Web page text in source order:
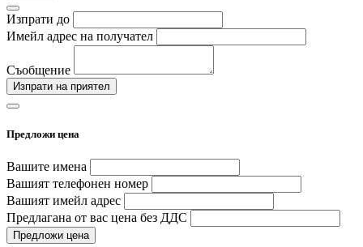
Изпрати до
Имейл адрес на получател
Съобщение
Изпрати на приятел
Предложи цена
Вашите имена
Вашият телефонен номер
Вашият имейл адрес
Предлагана от вас цена без ДДС
Предложи цена